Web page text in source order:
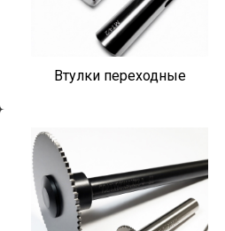
Втулки переходные